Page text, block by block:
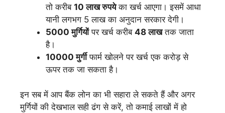
तो करीब 10 लाख रुपयेका खर्च आएगा। इसमें आधा
यानी लगभग 5 लाख का अनुदान सरकार देगी।
5000 मुर्गियोंपर खर्च करीब 48 लाखतक जाता
है।
10000 मुर्गीफार्म खोलने पर खर्च एक करोड़ से
ऊपर तक जा सकता है।
इन सब में आप बैंक लोन का भी सहारा ले सकते हैं और अगर
मुर्गियों की देखभाल सही ढंग से करें, तो कमाई लाखों में हो